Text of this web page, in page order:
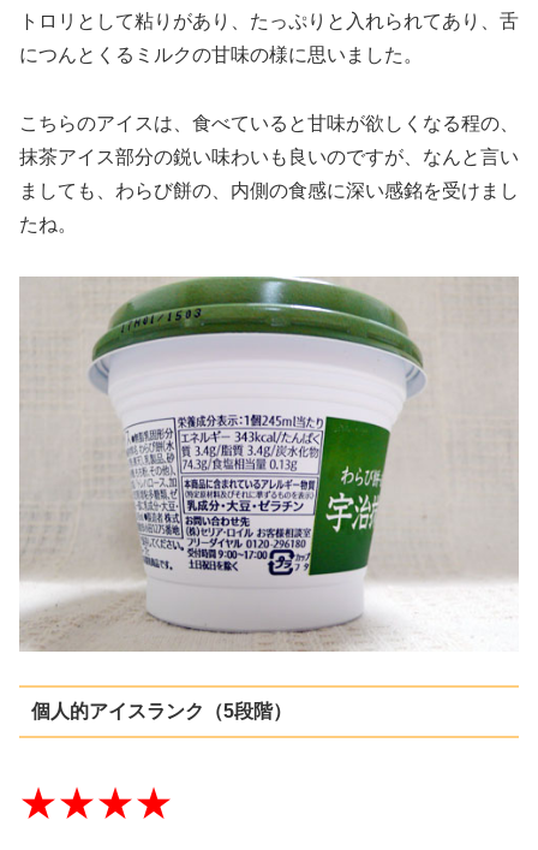
トロリとして粘りがあり、たっぷりと入れられてあり、舌
につんとくるミルクの甘味の様に思いました。
こちらのアイスは、食べていると甘味が欲しくなる程の、
抹茶アイス部分の鋭い味わいも良いのですが、なんと言い
ましても、わらび餅の、内側の食感に深い感銘を受けまし
たね。
個人的アイスランク（5段階）
★★★★